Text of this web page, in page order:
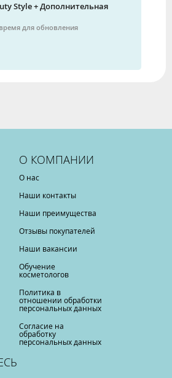
Style + Дополнительная
для обновления
О КОМПАНИИ
О нас
Наши контакты
Наши преимущества
Отзывы покупателей
Наши вакансии
Обучение
косметологов
Политика в
отношении обработки
персональных данных
Согласие на
обработку
персональных данных